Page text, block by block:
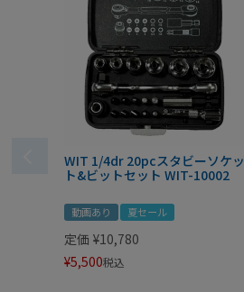
WIT 1/4dr 20pcスタビーソケッ
ト&ビットセット WIT-10002
動画あり 夏セール
定価 ¥10,780
¥5,500税込